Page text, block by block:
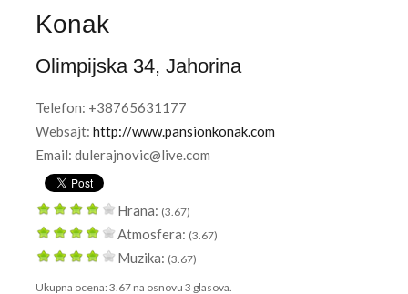
Konak
Olimpijska 34,Jahorina
Telefon: +38765631177
Websajt:http://www.pansionkonak.com
Email: dulerajnovic@live.com
Hrana: (3.67)
Atmosfera: (3.67)
Muzika: (3.67)
Ukupna ocena:3.67 na osnovu3 glasova.